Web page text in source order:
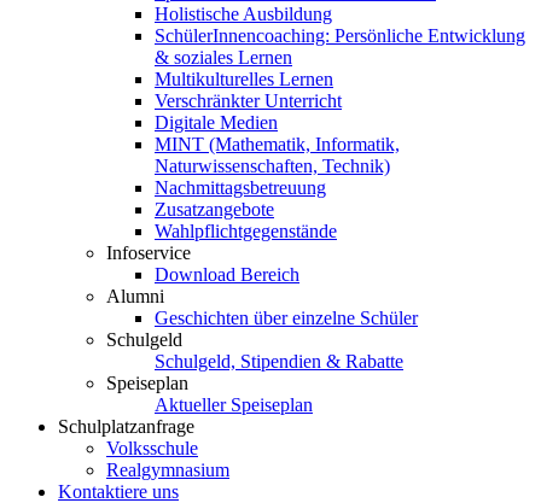
Holistische Ausbildung
SchülerInnencoaching: Persönliche Entwicklung
& soziales Lernen
Multikulturelles Lernen
Verschränkter Unterricht
Digitale Medien
MINT (Mathematik, Informatik,
Naturwissenschaften, Technik)
Nachmittagsbetreuung
Zusatzangebote
Wahlpflichtgegenstände
Infoservice
Download Bereich
Alumni
Geschichten über einzelne Schüler
Schulgeld
Schulgeld, Stipendien & Rabatte
Speiseplan
Aktueller Speiseplan
Schulplatzanfrage
Volksschule
Realgymnasium
Kontaktiere uns